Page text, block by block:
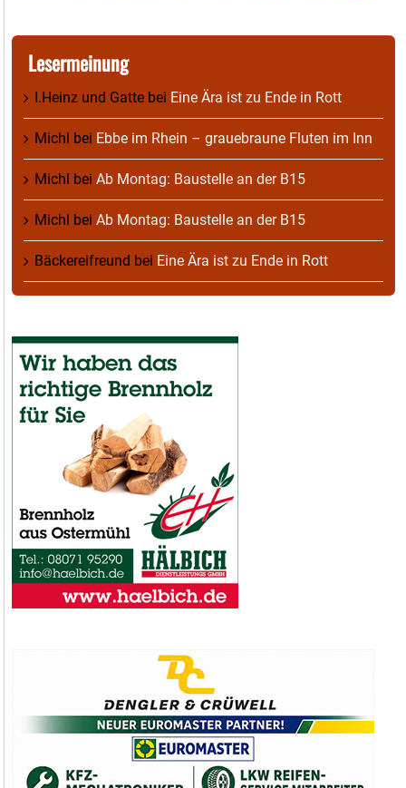
Lesermeinung
I.Heinz und Gatte bei Eine Ära ist zu Ende in Rott
Michl bei Ebbe im Rhein – grauebraune Fluten im Inn
Michl bei Ab Montag: Baustelle an der B15
Michl bei Ab Montag: Baustelle an der B15
Bäckereifreund bei Eine Ära ist zu Ende in Rott